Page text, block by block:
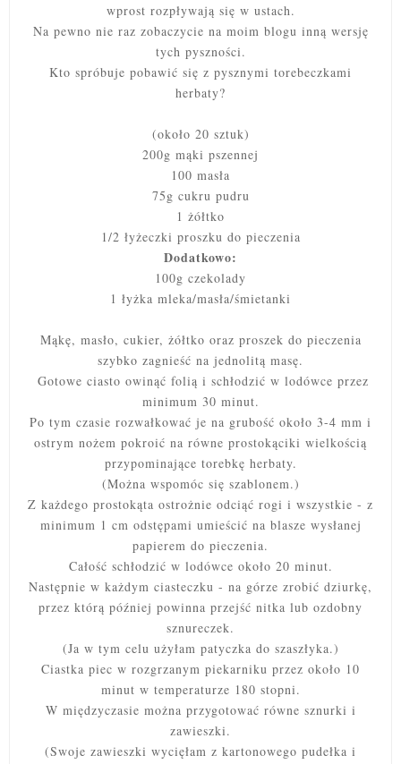
wprost rozpływają się w ustach.
Na pewno nie raz zobaczycie na moim blogu inną wersję
tych pyszności.
Kto spróbuje pobawić się z pysznymi torebeczkami
herbaty?
(około 20 sztuk)
200g mąki pszennej
100 masła
75g cukru pudru
1 żółtko
1/2 łyżeczki proszku do pieczenia
Dodatkowo:
100g czekolady
1 łyżka mleka/masła/śmietanki
Mąkę, masło, cukier, żółtko oraz proszek do pieczenia
szybko zagnieść na jednolitą masę.
Gotowe ciasto owinąć folią i schłodzić w lodówce przez
minimum 30 minut.
Po tym czasie rozwałkować je na grubość około 3-4 mm i
ostrym nożem pokroić na równe prostokąciki wielkością
przypominające torebkę herbaty.
(Można wspomóc się szablonem.)
Z każdego prostokąta ostrożnie odciąć rogi i wszystkie - z
minimum 1 cm odstępami umieścić na blasze wysłanej
papierem do pieczenia.
Całość schłodzić w lodówce około 20 minut.
Następnie w każdym ciasteczku - na górze zrobić dziurkę,
przez którą później powinna przejść nitka lub ozdobny
sznureczek.
(Ja w tym celu użyłam patyczka do szaszłyka.)
Ciastka piec w rozgrzanym piekarniku przez około 10
minut w temperaturze 180 stopni.
W międzyczasie można przygotować równe sznurki i
zawieszki.
(Swoje zawieszki wycięłam z kartonowego pudełka i